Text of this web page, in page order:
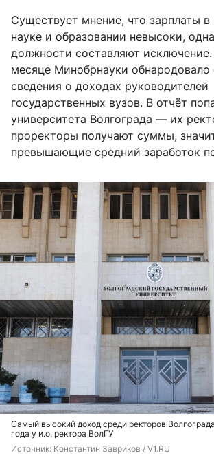
Существует мнение, что зарплаты в
науке и образовании невысоки,
должности составляют
месяце Минобрнауки
сведения о доходах руководителей
государственных вузов. В отчёт
университета Волгограда — их
проректоры получают суммы,
превышающие средний заработок
Самый высокий доход среди ректоров
года у и.о. ректора ВолГУ
Источник: Константин Завриков / V1.RU